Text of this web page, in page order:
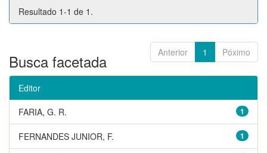
Resultado 1-1 de 1.
Anterior 1 Póximo
Busca facetada
Editor
1
FARIA, G. R.
1
FERNANDES JUNIOR, F.